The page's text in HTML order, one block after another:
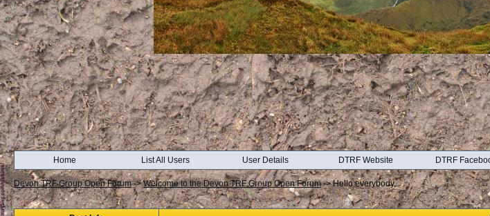
Home List All Users User Details DTRF Website DTRF
Devon TRF Group Open Forum->Welcome to the Devon TRF Group Open Forum->Hello everybody,